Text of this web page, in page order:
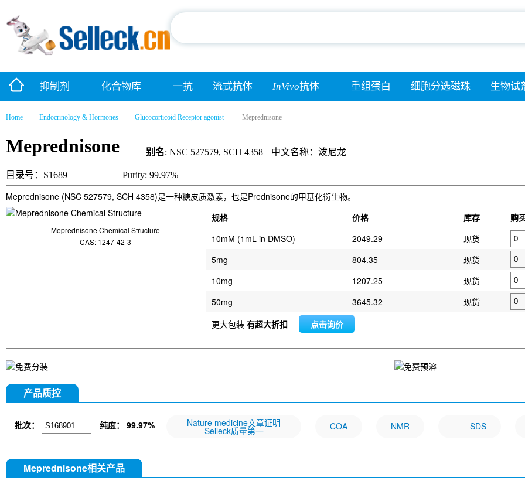
抑制剂 化合物库 一抗 流式抗体 InVivo抗体 重组蛋白 细胞分选磁珠 生物试
Home Endocrinology & Hormones Glucocorticoid Receptor agonist Meprednisone
Meprednisone 别名: NSC 527579, SCH 4358 中文名称：泼尼龙
目录号：S1689 Purity: 99.97%
Meprednisone (NSC 527579, SCH 4358)是一种糖皮质激素，也是Prednisone的甲基化衍生物。
Meprednisone Chemical Structure
CAS: 1247-42-3
规格 价格 库存
购
10mM (1mL in DMSO)
2049.29
现货
5mg
804.35
现货
10mg
1207.25
现货
50mg
3645.32
现货
更大包装 有超大折扣 点击询价
产品质控
批次： 纯度： 99.97% Nature medicine文章证明
Selleck质量第一 COA NMR SDS
Meprednisone相关产品